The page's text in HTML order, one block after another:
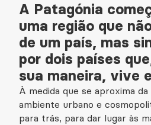
A Patagónia
uma região que
de um país, mas
por dois países
sua maneira, vive
À medida que se aproxima da
ambiente urbano e
para trás, para dar lugar às